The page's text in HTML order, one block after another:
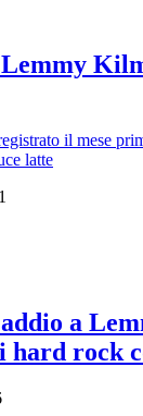
il mese
latte
a
hard rock